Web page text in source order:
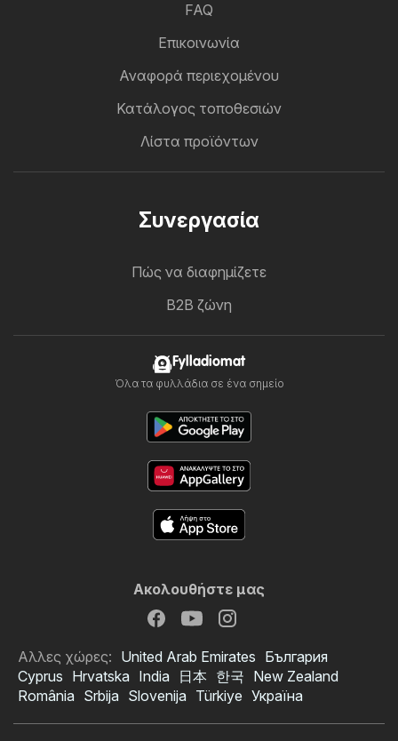
FAQ
Επικοινωνία
Αναφορά περιεχομένου
Κατάλογος τοποθεσιών
Λίστα προϊόντων
Συνεργασία
Πώς να διαφημίζετε
B2B ζώνη
Fylladiomat
Όλα τα φυλλάδια σε ένα σημείο
Ακολουθήστε μας
Αλλες χώρες: United Arab Emirates България
Cyprus Hrvatska India 日本 한국 New Zealand
România Srbija Slovenija Türkiye Україна